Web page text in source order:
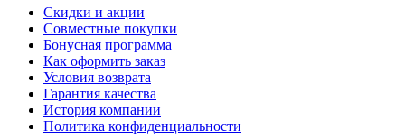
Скидки и акции
Совместные покупки
Бонусная программа
Как оформить заказ
Условия возврата
Гарантия качества
История компании
Политика конфиденциальности